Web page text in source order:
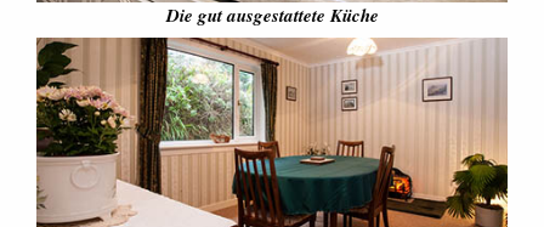
Die gut ausgestattete Küche